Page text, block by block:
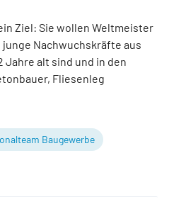
Ziel: Sie wollen Weltmeister
Nachwuchskräfte aus
Jahre alt sind und in den
Fliesenleg
Baugewerbe